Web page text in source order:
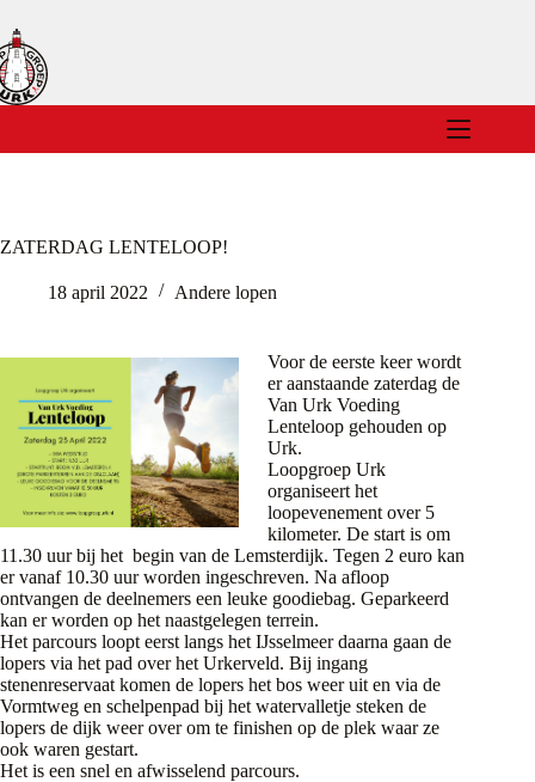
naar
de
inhoud
ZATERDAG LENTELOOP!
18 april 2022 Andere lopen
Voor de eerste keer wordt
er aanstaande zaterdag de
Van Urk Voeding
Lenteloop gehouden op
Urk.
Loopgroep Urk
organiseert het
loopevenement over 5
kilometer. De start is om
11.30 uur bij het begin van de Lemsterdijk. Tegen 2 euro kan
er vanaf 10.30 uur worden ingeschreven. Na afloop
ontvangen de deelnemers een leuke goodiebag. Geparkeerd
kan er worden op het naastgelegen terrein.
Het parcours loopt eerst langs het IJsselmeer daarna gaan de
lopers via het pad over het Urkerveld. Bij ingang
stenenreservaat komen de lopers het bos weer uit en via de
Vormtweg en schelpenpad bij het watervalletje steken de
lopers de dijk weer over om te finishen op de plek waar ze
ook waren gestart.
Het is een snel en afwisselend parcours.